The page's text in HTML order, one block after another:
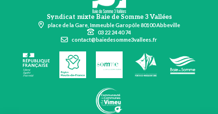
Syndicat mixte Baie de Somme 3 Vallées
place de la Gare, Immeuble Garopôle 80100 Abbeville
03 22 24 40 74
contact@baiedesomme3vallees.fr